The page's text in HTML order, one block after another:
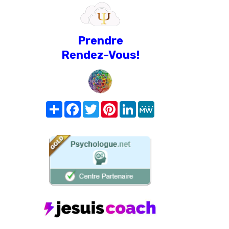
Prendre
Rendez-Vous!
Share FacebookTwitterPinterest
LinkedIn